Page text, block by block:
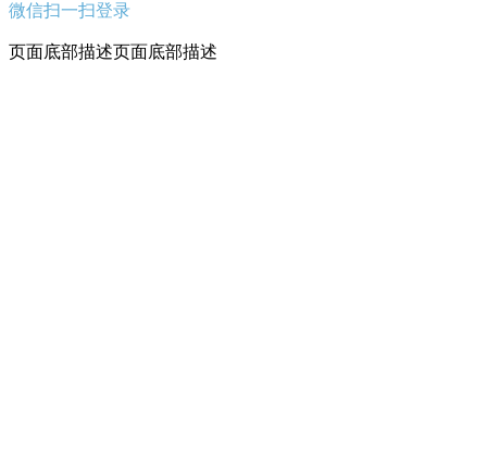
微信扫一扫登录
页面底部描述页面底部描述